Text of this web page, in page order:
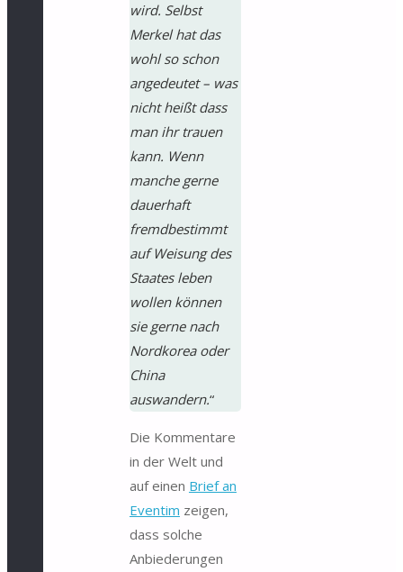
wird. Selbst
Merkel hat das
wohl so schon
angedeutet – was
nicht heißt dass
man ihr trauen
kann. Wenn
manche gerne
dauerhaft
fremdbestimmt
auf Weisung des
Staates leben
wollen können
sie gerne nach
Nordkorea oder
China
auswandern.“
Die Kommentare
in der Welt und
auf einen Brief an
Eventim zeigen,
dass solche
Anbiederungen